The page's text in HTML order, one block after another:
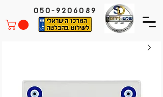
050-9206089